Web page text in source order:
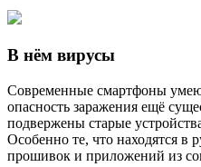
В нём вирусы
Современные смартфоны
опасность заражения ещё
подвержены старые
Особенно те, что находятся в
прошивок и приложений из